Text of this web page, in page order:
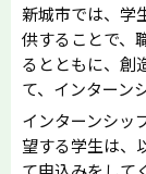
新城市では、学
供することで、
るとともに、創
て、インターン
インターンシッ
望する学生は、